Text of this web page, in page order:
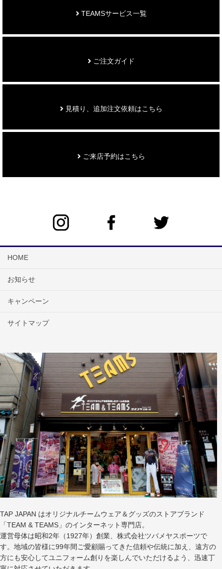
TEAMSサービス一覧
ご注文ガイド
見積り、追加注文依頼はこちら
ご来店予約はこちら
HOME
お知らせ
キャンペーン
サイトマップ
TAP JAPAN はオリジナルチームウェア＆グッズのストアブランド
「TEAM & TEAMS」のインターネット専門店。
運営母体は昭和2年（1927年）創業、株式会社ツバメヤスポーツで
す。地域の皆様に99年間ご愛顧賜ってきた信頼や伝統に加え、遠方の
方にも安心してユニフォーム創りを楽しんでいただけるよう、迅速丁